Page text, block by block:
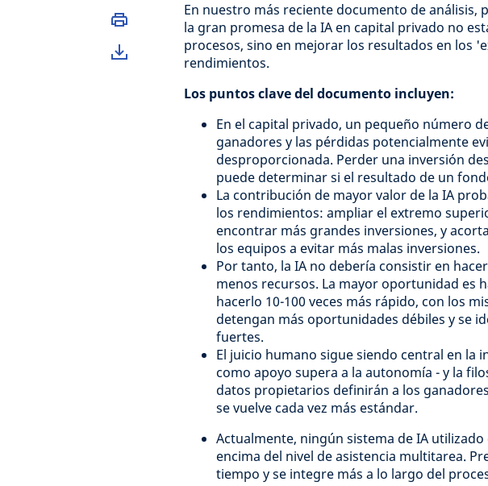
En nuestro más reciente documento de análisis,
la gran promesa de la IA en capital privado no
procesos, sino en mejorar los resultados en los
rendimientos.
Los puntos clave del documento incluyen:
En el capital privado, un pequeño número
ganadores y las pérdidas potencialmente
desproporcionada. Perder una inversión
puede determinar si el resultado de un
La contribución de mayor valor de la IA
los rendimientos: ampliar el extremo
encontrar más grandes inversiones, y
los equipos a evitar más malas inversiones.
Por tanto, la IA no debería consistir en
menos recursos. La mayor oportunidad es
hacerlo 10-100 veces más rápido, con los
detengan más oportunidades débiles y se
fuertes.
El juicio humano sigue siendo central en la
como apoyo supera a la autonomía - y la
datos propietarios definirán a los
se vuelve cada vez más estándar.
Actualmente, ningún sistema de IA
encima del nivel de asistencia multitarea.
tiempo y se integre más a lo largo del